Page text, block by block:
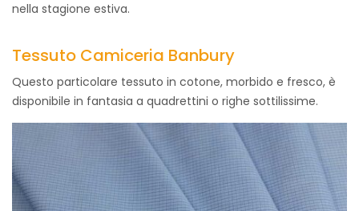
nella stagione estiva.
Tessuto Camiceria Banbury
Questo particolare tessuto in cotone, morbido e fresco, è
disponibile in fantasia a quadrettini o righe sottilissime.